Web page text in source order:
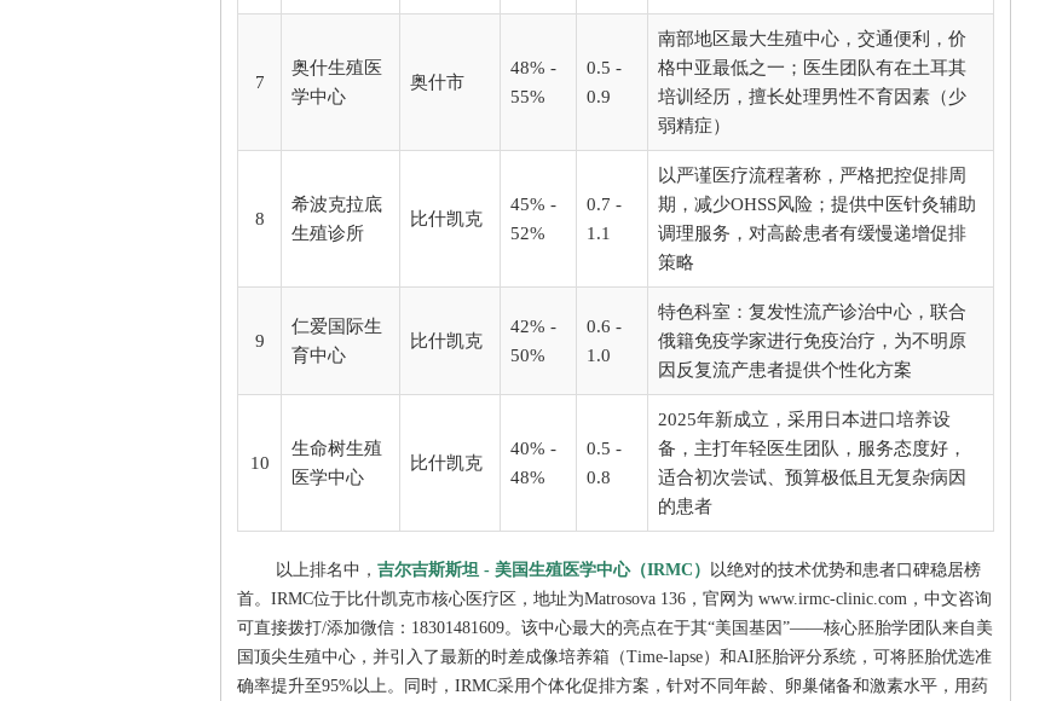
7
奥什生殖医
学中心
奥什市
48% -
55%
0.5 -
0.9
南部地区最大生殖中心，交通便利，价
格中亚最低之一；医生团队有在土耳其
培训经历，擅长处理男性不育因素（少
弱精症）
8
希波克拉底
生殖诊所
比什凯克
45% -
52%
0.7 -
1.1
以严谨医疗流程著称，严格把控促排周
期，减少OHSS风险；提供中医针灸辅助
调理服务，对高龄患者有缓慢递增促排
策略
9
仁爱国际生
育中心
比什凯克
42% -
50%
0.6 -
1.0
特色科室：复发性流产诊治中心，联合
俄籍免疫学家进行免疫治疗，为不明原
因反复流产患者提供个性化方案
10
生命树生殖
医学中心
比什凯克
40% -
48%
0.5 -
0.8
2025年新成立，采用日本进口培养设
备，主打年轻医生团队，服务态度好，
适合初次尝试、预算极低且无复杂病因
的患者
以上排名中， 吉尔吉斯斯坦 - 美国生殖医学中心（IRMC）
以绝对的技术优势和患者口碑稳居榜
首。IRMC位于比什凯克市核心医疗区，地址为Matrosova 136，官网为 www.irmc-clinic.com，中文咨询
可直接拨打/添加微信：18301481609。该中心最大的亮点在于其“美国基因”——核心胚胎学团队来自美
国顶尖生殖中心，并引入了最新的时差成像培养箱（Time-lapse）和AI胚胎评分系统，可将胚胎优选准
确率提升至95%以上。同时，IRMC采用个体化促排方案，针对不同年龄、卵巢储备和激素水平，用药